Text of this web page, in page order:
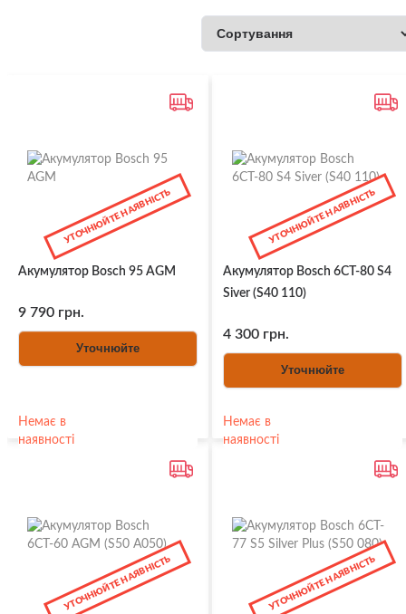
УТОЧНЮЙТЕ НАЯВНІСТЬ
Акумулятор Bosch 95 AGM
9 790 грн.
Уточнюйте
Немає в
наявності
УТОЧНЮЙТЕ НАЯВНІСТЬ
Акумулятор Bosch 6СТ-80 S4
Siver (S40 110)
4 300 грн.
Уточнюйте
Немає в
наявності
УТОЧНЮЙТЕ НАЯВНІСТЬ УТОЧНЮЙТЕ НАЯВНІСТЬ